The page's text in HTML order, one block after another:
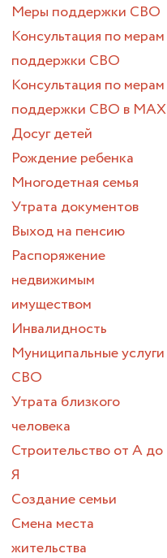
Меры поддержки СВО
Консультация по мерам
поддержки СВО
Консультация по мерам
поддержки СВО в МАХ
Досуг детей
Рождение ребенка
Многодетная семья
Утрата документов
Выход на пенсию
Распоряжение
недвижимым
имуществом
Инвалидность
Муниципальные услуги
СВО
Утрата близкого
человека
Строительство от А до
Я
Создание семьи
Смена места
жительства